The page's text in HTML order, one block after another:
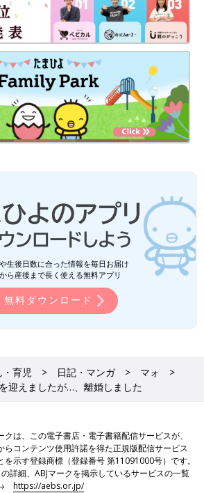
生後日数に合った情報を毎日お届け
ら産後まで長く使える無料アプリ
無料ダウンロード
・育児 日記・マンガ
マォ
迎えましたが…、離婚しました
クは、この電子書店・電子書籍配信サービスが、
らコンテンツ使用許諾を得た正規版配信サービス
を示す登録商標（登録番号 第11091000号）です。
の詳細、ABJマークを掲示しているサービスの一覧
→https://aebs.or.jp/